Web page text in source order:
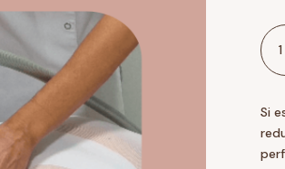
LPG
40
-
12
Si